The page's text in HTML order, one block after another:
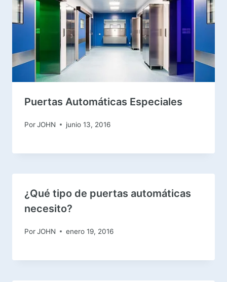
Puertas Automáticas Especiales
PorJOHN junio 13, 2016
¿Qué tipo de puertas automáticas
necesito?
PorJOHN enero 19, 2016